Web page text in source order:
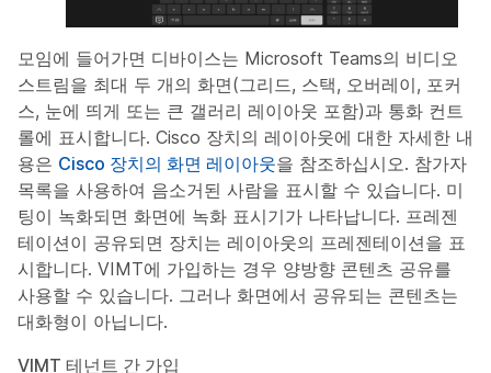
모임에 들어가면 디바이스는 Microsoft Teams의 비디오
스트림을 최대 두 개의 화면(그리드, 스택, 오버레이, 포커
스, 눈에 띄게 또는 큰 갤러리 레이아웃 포함)과 통화 컨트
롤에 표시합니다. Cisco 장치의 레이아웃에 대한 자세한 내
용은 Cisco 장치의 화면 레이아웃을 참조하십시오. 참가자
목록을 사용하여 음소거된 사람을 표시할 수 있습니다. 미
팅이 녹화되면 화면에 녹화 표시기가 나타납니다. 프레젠
테이션이 공유되면 장치는 레이아웃의 프레젠테이션을 표
시합니다. VIMT에 가입하는 경우 양방향 콘텐츠 공유를
사용할 수 있습니다. 그러나 화면에서 공유되는 콘텐츠는
대화형이 아닙니다.
VIMT 테넌트 간 가입